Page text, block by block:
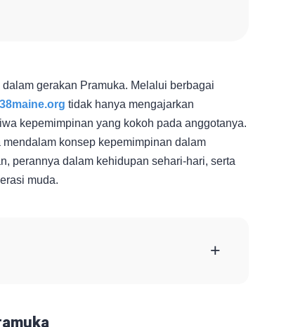
gerakan Pramuka. Melalui berbagai
tidak hanya mengajarkan
kepemimpinan yang kokoh pada anggotanya.
konsep kepemimpinan dalam
perannya dalam kehidupan sehari-hari, serta
muda.
+